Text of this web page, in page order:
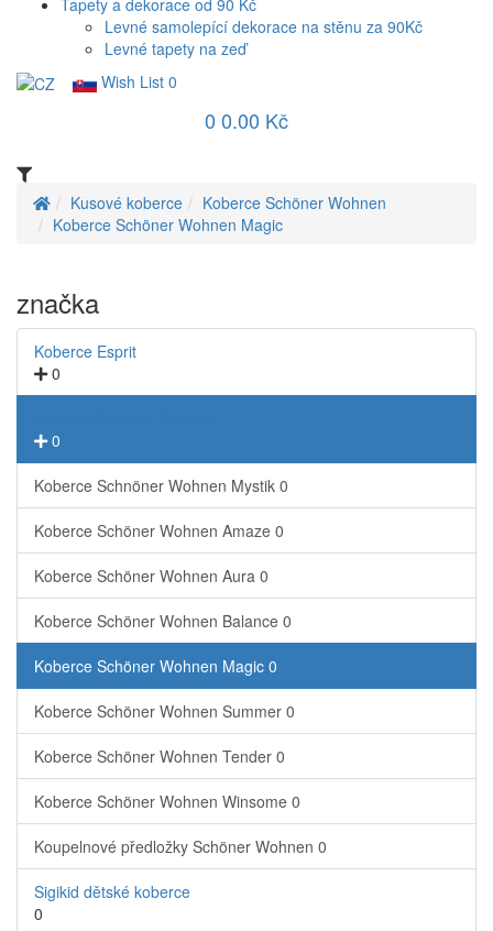
Tapety a dekorace od 90 Kč
Levné samolepící dekorace na stěnu za 90Kč
Levné tapety na zeď
Wish List 0
0 0.00 Kč
Kusové koberce
Koberce Schöner Wohnen
Koberce Schöner Wohnen Magic
značka
Koberce Esprit
0
0
Koberce Schnöner Wohnen Mystik 0
Koberce Schöner Wohnen Amaze 0
Koberce Schöner Wohnen Aura 0
Koberce Schöner Wohnen Balance 0
Koberce Schöner Wohnen Magic 0
Koberce Schöner Wohnen Summer 0
Koberce Schöner Wohnen Tender 0
Koberce Schöner Wohnen Winsome 0
Koupelnové předložky Schöner Wohnen 0
Sigikid dětské koberce
0